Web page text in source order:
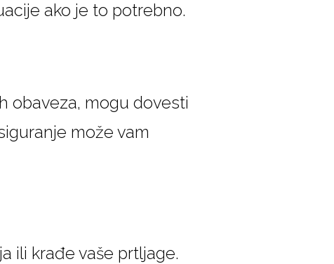
ako je to potrebno.
obaveza, mogu dovesti
može vam
ili krađe vaše prtljage.